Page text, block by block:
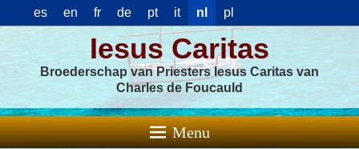
es en fr de pt it nl pl
Iesus Caritas
Broederschap van Priesters Iesus Caritas van
Charles de Foucauld
Menu